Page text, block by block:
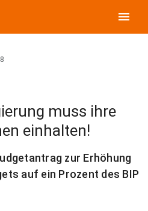
menu
muss ihre
einhalten!
zur Erhöhung
auf ein Prozent des BIP